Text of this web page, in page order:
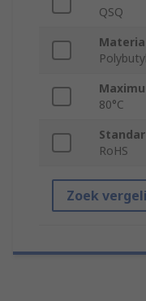
QSQ
80°C
RoHS
Zoek